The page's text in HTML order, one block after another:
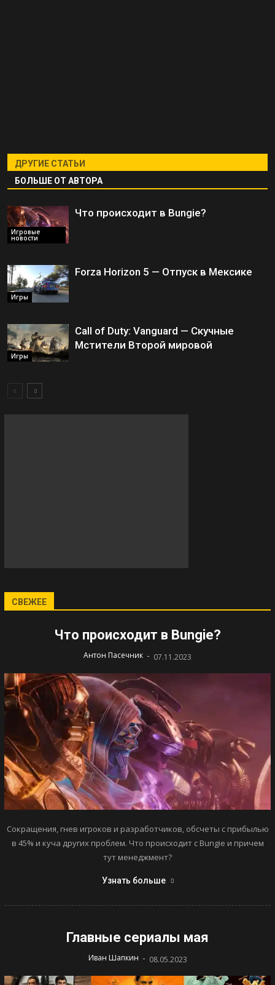
ДРУГИЕ СТАТЬИ
БОЛЬШЕ ОТ АВТОРА
Игровые
новости
Что происходит в Bungie?
Игры
Forza Horizon 5 — Отпуск в Мексике
Игры
Call of Duty: Vanguard — Скучные
Мстители Второй мировой
СВЕЖЕЕ
Что происходит в Bungie?
Антон Пасечник - 07.11.2023
Сокращения, гнев игроков и разработчиков, обсчеты с прибылью
в 45% и куча других проблем. Что происходит с Bungie и причем
тут менеджмент?
Узнать больше
Главные сериалы мая
Иван Шапкин - 08.05.2023